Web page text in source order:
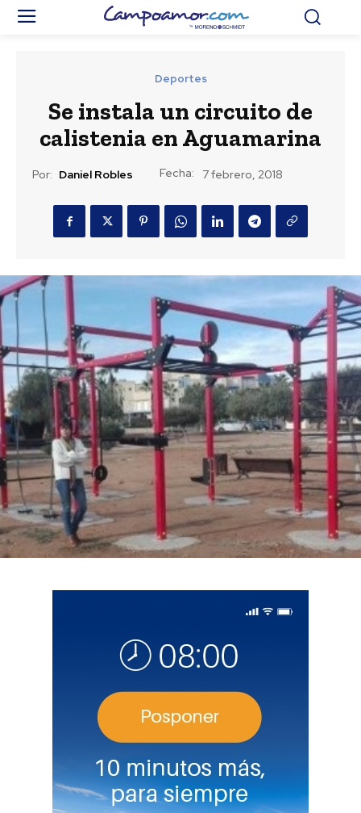
Deportes
Se instala un circuito de
calistenia en Aguamarina
Por: Daniel Robles Fecha: 7 febrero, 2018